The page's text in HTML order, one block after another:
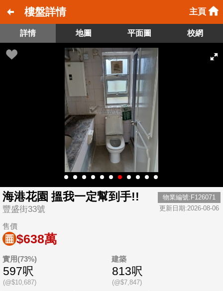
樓盤詳情 主頁
詳情 地圖 平面圖 校網
海港花園 搵我一定幫到手!!
豐盛街33號
物業編號:F126071
更新日期:2026-08-06
售價
$638萬
實用(73%)
597呎
(@$10,687)
建築
813呎
(@$7,847)